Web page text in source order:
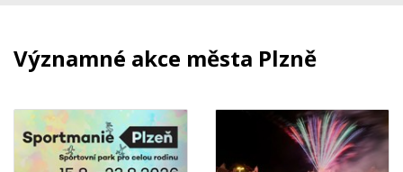
Významné akce města Plzně